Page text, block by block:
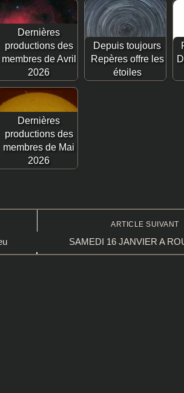
Dernières
productions des
membres de Avril
2026
Depuis toujours
Repères offre les
étoiles
Dernières
productions des
membres de Mai
2026
ARTICLE SUIVANT
SAMEDI 16 JANVIER A